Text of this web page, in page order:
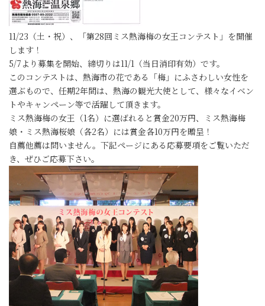
11/23（土・祝）、「第28回ミス熱海梅の女王コンテスト」を開催
します！
5/7より募集を開始、締切りは11/1（当日消印有効）です。
このコンテストは、熱海市の花である「梅」にふさわしい女性を
選ぶもので、任期2年間は、熱海の観光大使として、様々なイベン
トやキャンペーン等で活躍して頂きます。
ミス熱海梅の女王（1名）に選ばれると賞金20万円、ミス熱海梅
娘・ミス熱海桜娘（各2名）には賞金各10万円を贈呈！
自薦他薦は問いません。下記ページにある応募要項をご覧いただ
き、ぜひご応募下さい。